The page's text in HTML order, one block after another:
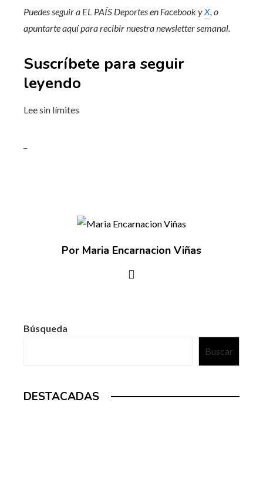
Puedes seguir a EL PAÍS Deportes en FacebookyX, o
apuntarte aquí para recibirnuestra newsletter semanal.
Suscríbete para seguir
leyendo
Lee sin límites
Por Maria Encarnacion Viñas
Búsqueda
Buscar
DESTACADAS